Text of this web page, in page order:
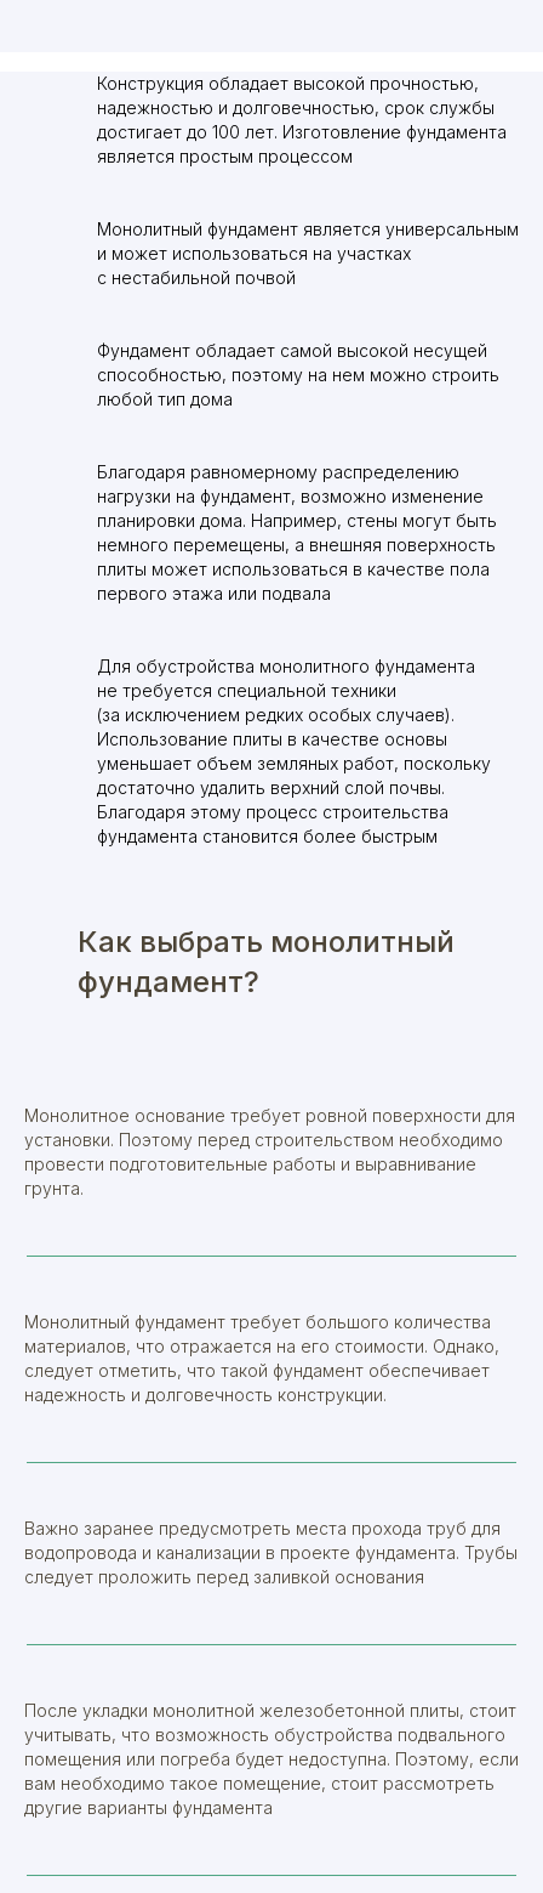
Конструкция обладает высокой прочностью,
надежностью и долговечностью, срок службы
достигает до 100 лет. Изготовление фундамента
является простым процессом
Монолитный фундамент является универсальным
и может использоваться на участках
с нестабильной почвой
Фундамент обладает самой высокой несущей
способностью, поэтому на нем можно строить
любой тип дома
Благодаря равномерному распределению
нагрузки на фундамент, возможно изменение
планировки дома. Например, стены могут быть
немного перемещены, а внешняя поверхность
плиты может использоваться в качестве пола
первого этажа или подвала
Для обустройства монолитного фундамента
не требуется специальной техники
(за исключением редких особых случаев).
Использование плиты в качестве основы
уменьшает объем земляных работ, поскольку
достаточно удалить верхний слой почвы.
Благодаря этому процесс строительства
фундамента становится более быстрым
Как выбрать монолитный
фундамент?
Монолитное основание требует ровной поверхности для
установки. Поэтому перед строительством необходимо
провести подготовительные работы и выравнивание
грунта.
Монолитный фундамент требует большого количества
материалов, что отражается на его стоимости. Однако,
следует отметить, что такой фундамент обеспечивает
надежность и долговечность конструкции.
Важно заранее предусмотреть места прохода труб для
водопровода и канализации в проекте фундамента. Трубы
следует проложить перед заливкой основания
После укладки монолитной железобетонной плиты, стоит
учитывать, что возможность обустройства подвального
помещения или погреба будет недоступна. Поэтому, если
вам необходимо такое помещение, стоит рассмотреть
другие варианты фундамента